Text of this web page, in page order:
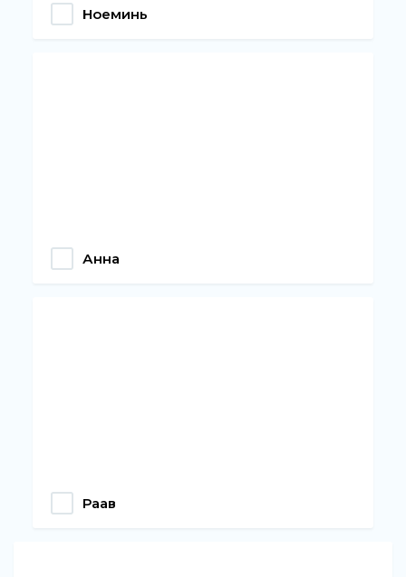
Ноеминь
Анна
Раав